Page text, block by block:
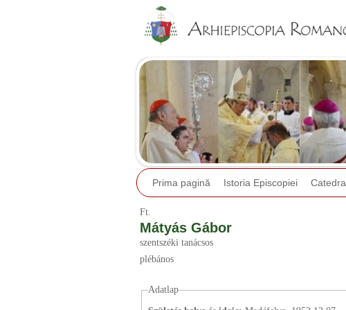
Prima pagină Istoria Episcopiei
Ft.
Mátyás Gábor
szentszéki tanácsos
plébános
Adatlap